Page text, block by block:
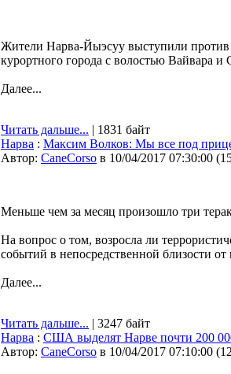
Жители Нарва-Йыэсуу выступили против
курортного города с волостью Вайвара и
Далее...
Читать дальше... | 1831 байт
Нарва : Максим Волков: Мы все под
Автор: CaneCorso в 10/04/2017 07:30:00 (
Меньше чем за месяц произошло три
На вопрос о том, возросла ли
событий в непосредственной близости
Далее...
Читать дальше... | 3247 байт
Нарва : США выделят Нарве почти 200
Автор: CaneCorso в 10/04/2017 07:10:00 (